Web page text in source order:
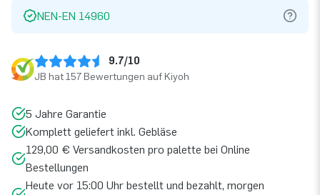
NEN-EN 14960
9.7/10
JB hat 157 Bewertungen auf Kiyoh
5 Jahre Garantie
Komplett geliefert inkl. Gebläse
129,00 € Versandkosten pro palette bei Online
Bestellungen
Heute vor 15:00 Uhr bestellt und bezahlt, morgen